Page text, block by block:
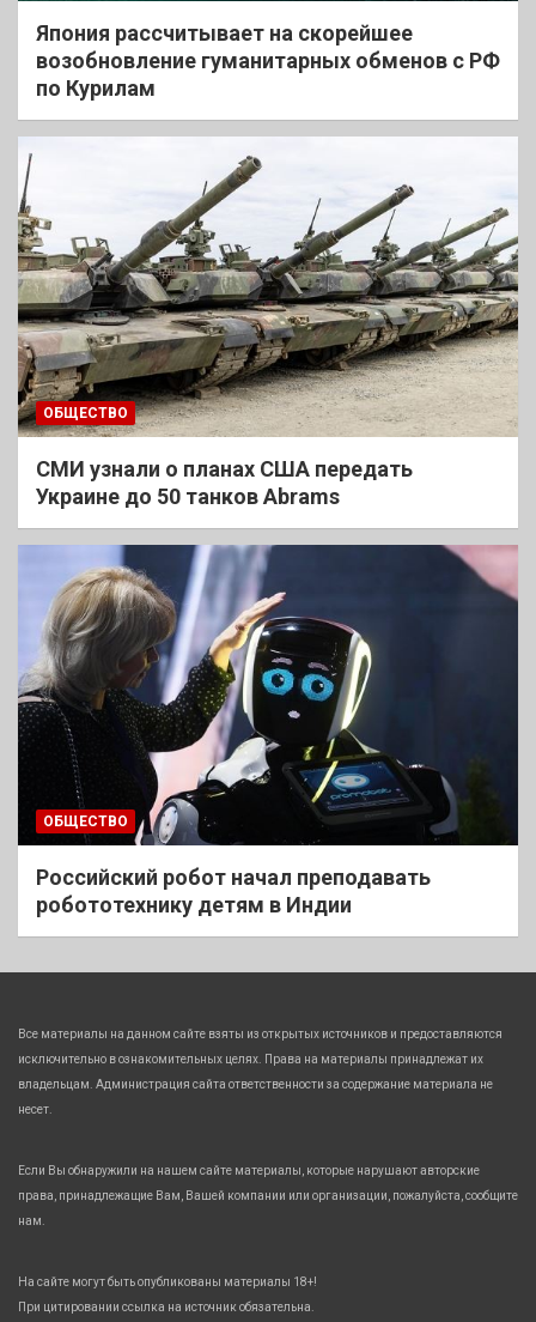
Япония рассчитывает на скорейшее
возобновление гуманитарных обменов с РФ
по Курилам
ОБЩЕСТВО
СМИ узнали о планах США передать
Украине до 50 танков Abrams
ОБЩЕСТВО
Российский робот начал преподавать
робототехнику детям в Индии
Все материалы на данном сайте взяты из открытых источников и предоставляются
исключительно в ознакомительных целях. Права на материалы принадлежат их
владельцам. Администрация сайта ответственности за содержание материала не
несет.
Если Вы обнаружили на нашем сайте материалы, которые нарушают авторские
права, принадлежащие Вам, Вашей компании или организации, пожалуйста, сообщите
нам.
На сайте могут быть опубликованы материалы 18+!
При цитировании ссылка на источник обязательна.